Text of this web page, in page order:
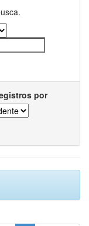
por